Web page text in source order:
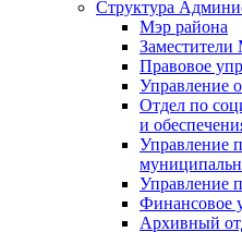
Структура
Мэр района
Заместители
Правовое
Управление
Отдел по
и
Управление
Управление
Финансовое
Архивный